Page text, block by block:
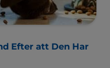
Efter att Den Har